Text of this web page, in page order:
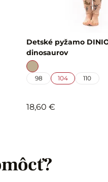
Detské pyžamo
dinosaurov
98 104 110
18,60 €